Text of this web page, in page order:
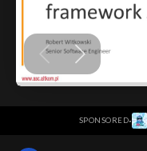
SPONSORED·